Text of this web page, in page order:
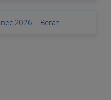
2026 – Beran